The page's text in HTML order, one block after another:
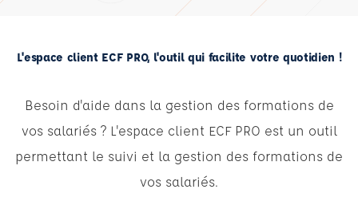
L'espace client ECF PRO, l'outil qui facilite votre quotidien !
Besoin d'aide dans la gestion des formations de
vos salariés ? L'espace client ECF PRO est un outil
permettant le suivi et la gestion des formations de
vos salariés.